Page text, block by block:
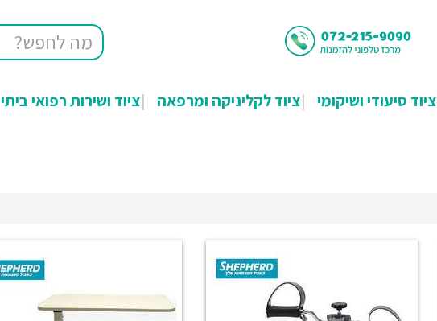
ציוד סיעודי ושיקומי ציוד לקליניקה ומרפאה ציוד ושירות רפואי ביתי